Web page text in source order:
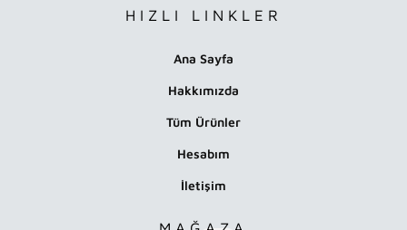
HIZLI LINKLER
Ana Sayfa
Hakkımızda
Tüm Ürünler
Hesabım
İletişim